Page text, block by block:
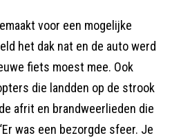
voor een mogelijke
het dak nat en de auto werd
fiets moest mee. Ook
die landden op de strook
afrit en brandweerlieden die
was een bezorgde sfeer. Je